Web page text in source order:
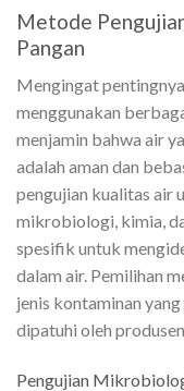
Metode
Pangan
Mengingat
menggunakan
menjamin bahwa air
adalah aman dan
pengujian kualitas air
mikrobiologi, kimia,
spesifik untuk
dalam air. Pemilihan
jenis kontaminan
dipatuhi oleh
Pengujian